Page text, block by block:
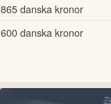
danska kronor
danska kronor